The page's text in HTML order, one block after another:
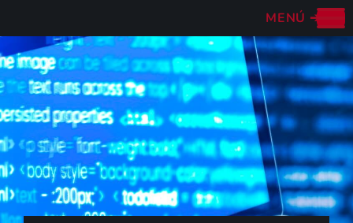
MENÚ ➔